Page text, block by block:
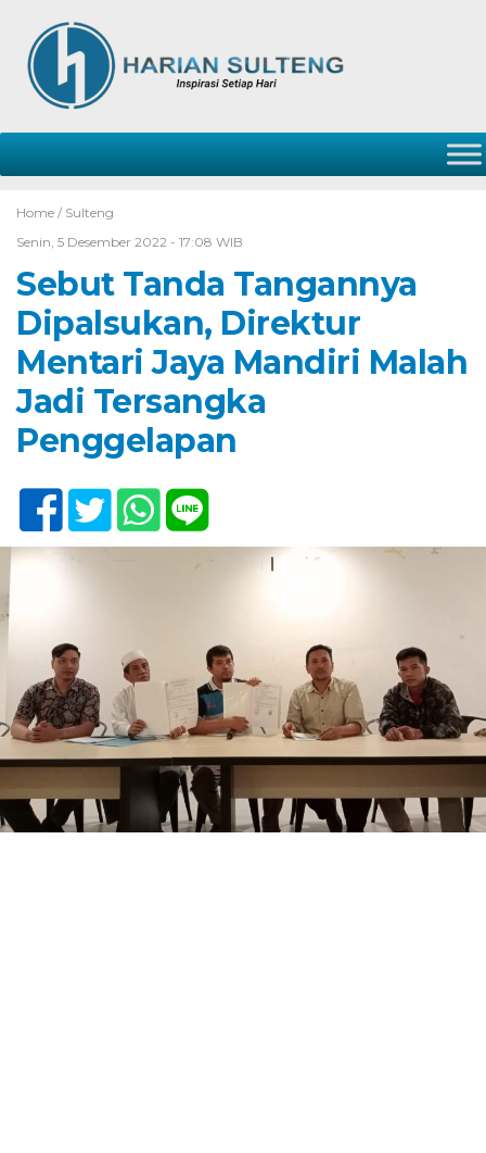
Home / Sulteng
Senin, 5 Desember 2022 - 17:08 WIB
Sebut Tanda Tangannya
Dipalsukan, Direktur
Mentari Jaya Mandiri Malah
Jadi Tersangka
Penggelapan